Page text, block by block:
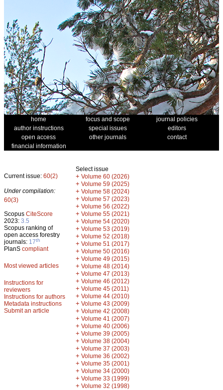
home focus and scope
journal policies
author instructions
special issues
editors
open access
other journals
contact
financial information
Current issue: 60(2)
Under compilation:
60(3)
Scopus CiteScore
2023: 3.5
Scopus ranking of
open access forestry
journals: 17th
PlanS compliant
Most viewed articles
Instructions for
reviewers
Instructions for authors
Metadata instructions
Submit an article
Select issue
+ Volume 60 (2026)
+ Volume 59 (2025)
+ Volume 58 (2024)
+ Volume 57 (2023)
+ Volume 56 (2022)
+ Volume 55 (2021)
+ Volume 54 (2020)
+ Volume 53 (2019)
+ Volume 52 (2018)
+ Volume 51 (2017)
+ Volume 50 (2016)
+ Volume 49 (2015)
+ Volume 48 (2014)
+ Volume 47 (2013)
+ Volume 46 (2012)
+ Volume 45 (2011)
+ Volume 44 (2010)
+ Volume 43 (2009)
+ Volume 42 (2008)
+ Volume 41 (2007)
+ Volume 40 (2006)
+ Volume 39 (2005)
+ Volume 38 (2004)
+ Volume 37 (2003)
+ Volume 36 (2002)
+ Volume 35 (2001)
+ Volume 34 (2000)
+ Volume 33 (1999)
+ Volume 32 (1998)